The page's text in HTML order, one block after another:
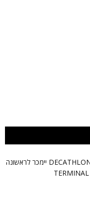
מותג הספורט הבינלאומי DECATHLON יימכר לראשונה